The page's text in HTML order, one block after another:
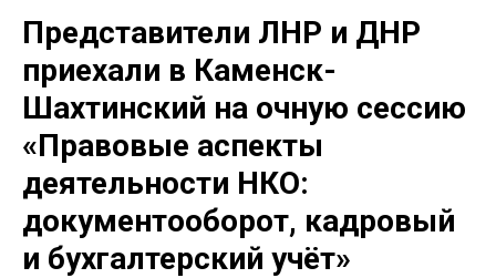
Представители ЛНР и ДНР
приехали в Каменск-
Шахтинский на очную сессию
«Правовые аспекты
деятельности НКО:
документооборот, кадровый
и бухгалтерский учёт»